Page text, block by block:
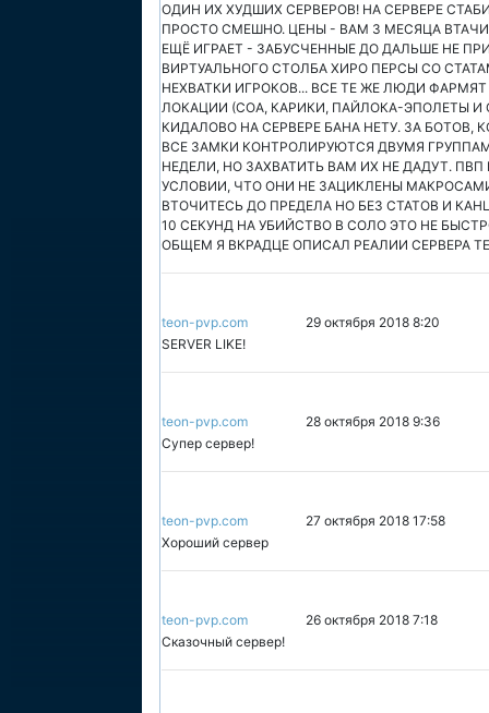
ОДИН ИХ ХУДШИХ СЕРВЕРОВ! НА СЕРВЕРЕ
ПРОСТО СМЕШНО. ЦЕНЫ - ВАМ 3 МЕСЯЦА
ЕЩЁ ИГРАЕТ - ЗАБУСЧЕННЫЕ ДО ДАЛЬШЕ НЕ
ВИРТУАЛЬНОГО СТОЛБА ХИРО ПЕРСЫ СО
НЕХВАТКИ ИГРОКОВ... ВСЕ ТЕ ЖЕ ЛЮДИ
ЛОКАЦИИ (СОА, КАРИКИ, ПАЙЛОКА-ЭПОЛЕТЫ И
КИДАЛОВО НА СЕРВЕРЕ БАНА НЕТУ. ЗА БОТОВ,
ВСЕ ЗАМКИ КОНТРОЛИРУЮТСЯ ДВУМЯ
НЕДЕЛИ, НО ЗАХВАТИТЬ ВАМ ИХ НЕ ДАДУТ.
УСЛОВИИ, ЧТО ОНИ НЕ ЗАЦИКЛЕНЫ
ВТОЧИТЕСЬ ДО ПРЕДЕЛА НО БЕЗ СТАТОВ И
10 СЕКУНД НА УБИЙСТВО В СОЛО ЭТО НЕ
ОБЩЕМ Я ВКРАДЦЕ ОПИСАЛ РЕАЛИИ СЕРВЕРА
teon-pvp.com
29 октября 2018 8:20
SERVER LIKE!
teon-pvp.com
28 октября 2018 9:36
Супер сервер!
teon-pvp.com
27 октября 2018 17:58
Хороший сервер
teon-pvp.com
26 октября 2018 7:18
Сказочный сервер!